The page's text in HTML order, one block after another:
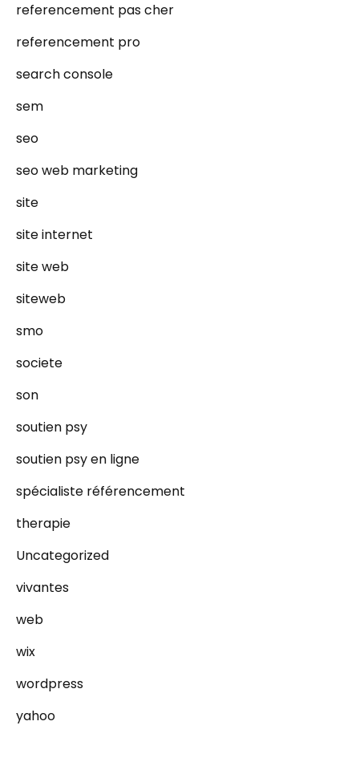
referencement pas cher
referencement pro
search console
sem
seo
seo web marketing
site
site internet
site web
siteweb
smo
societe
son
soutien psy
soutien psy en ligne
spécialiste référencement
therapie
Uncategorized
vivantes
web
wix
wordpress
yahoo